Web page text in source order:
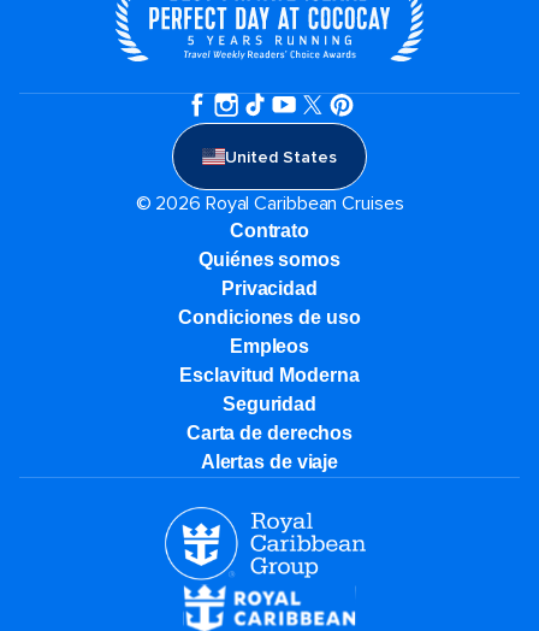
United States
© 2026 Royal Caribbean Cruises
Contrato
Quiénes somos
Privacidad
Condiciones de uso
Empleos
Esclavitud Moderna
Seguridad
Carta de derechos
Alertas de viaje